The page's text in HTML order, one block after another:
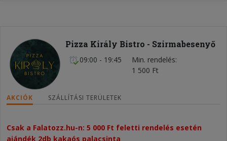
Pizza Király Bistro - Szirmabesenyő
09:00 - 19:45
Min. rendelés
1 500 Ft
AKCIÓK SZÁLLÍTÁSI TERÜLETEK
Csak a Falatozz.hu-n: 5 000 Ft feletti rendelés esetén
ajándék 2db kakaós palacsinta